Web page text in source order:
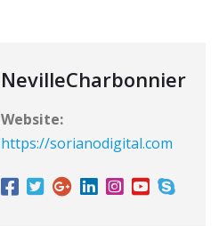
NevilleCharbonnier
Website:
https://sorianodigital.com